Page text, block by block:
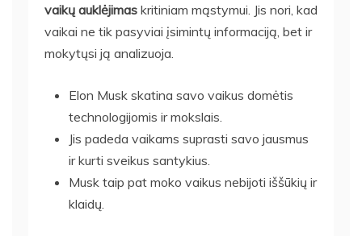
vaikų auklėjimas kritiniam mąstymui. Jis nori, kad
vaikai ne tik pasyviai įsimintų informaciją, bet ir
mokytųsi ją analizuoja.
Elon Musk skatina savo vaikus domėtis
technologijomis ir mokslais.
Jis padeda vaikams suprasti savo jausmus
ir kurti sveikus santykius.
Musk taip pat moko vaikus nebijoti iššūkių ir
klaidų.